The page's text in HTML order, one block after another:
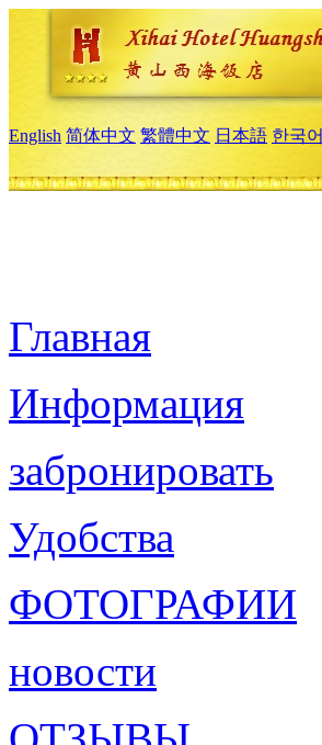
English 简体中文 繁體中文 日本語 한국어
Главная
Информация
забронировать
Удобства
ФОТОГРАФИИ
новости